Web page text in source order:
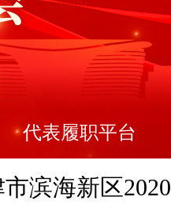
代表履职平台
滨海新区